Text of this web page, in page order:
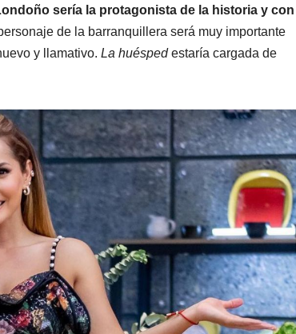
sería la protagonista de la historia y con
de la barranquillera será muy importante
y llamativo. La huéspedestaría cargada de